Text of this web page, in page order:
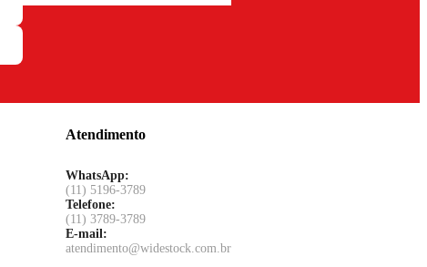
Atendimento
WhatsApp:
(11) 5196-3789
Telefone:
(11) 3789-3789
E-mail:
atendimento@widestock.com.br